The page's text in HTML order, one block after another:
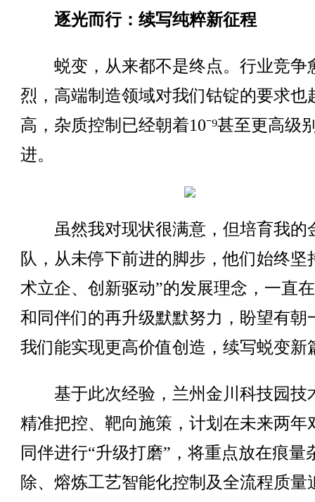
逐光而行：续写纯粹新征程
蜕变，从来都不是终点。行业竞争
烈，高端制造领域对我们钴锭的要求也
高，杂质控制已经朝着10⁻⁹甚至更高级
进。
虽然我对现状很满意，但培育我的
队，从未停下前进的脚步，他们始终坚
术立企、创新驱动”的发展理念，一直
和同伴们的再升级默默努力，盼望有朝
我们能实现更高价值创造，续写蜕变新
基于此次经验，兰州金川科技园技
精准把控、靶向施策，计划在未来两年
同伴进行“升级打磨”，将重点放在痕量
除、熔炼工艺智能化控制及全流程质量